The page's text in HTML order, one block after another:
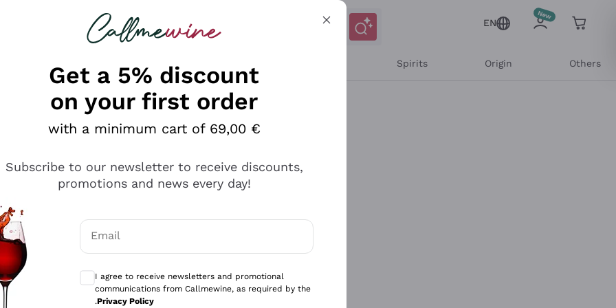
looking for
EN
Spirits Origin Others
Get a 5% discount
on your first order
with a minimum cart of 69,00 €
Subscribe to our newsletter to receive discounts,
promotions and news every day!
Email
I agree to receive newsletters and promotional
communications from Callmewine, as required by the
.Privacy Policy